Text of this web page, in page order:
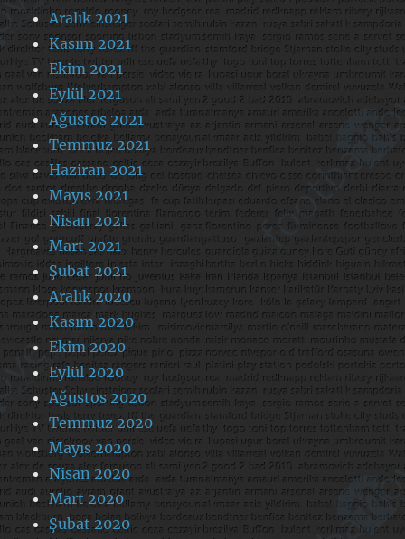
Aralık 2021
Kasım 2021
Ekim 2021
Eylül 2021
Ağustos 2021
Temmuz 2021
Haziran 2021
Mayıs 2021
Nisan 2021
Mart 2021
Şubat 2021
Aralık 2020
Kasım 2020
Ekim 2020
Eylül 2020
Ağustos 2020
Temmuz 2020
Mayıs 2020
Nisan 2020
Mart 2020
Şubat 2020